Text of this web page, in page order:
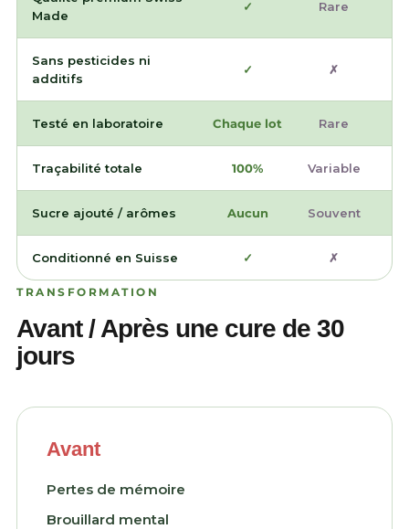
Made
✓ Rare
Sans pesticides ni
additifs
✓ ✗
Testé en laboratoire Chaque lot Rare
Traçabilité totale 100% Variable
Sucre ajouté / arômes Aucun Souvent
Conditionné en Suisse ✓ ✗
TRANSFORMATION
Avant / Après une cure de 30
jours
Avant
Pertes de mémoire
Brouillard mental